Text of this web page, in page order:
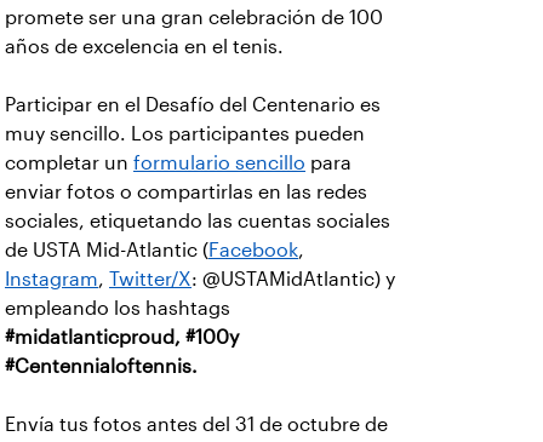
promete ser una gran celebración de 100
años de excelencia en el tenis.
Participar en el Desafío del Centenario es
muy sencillo. Los participantes pueden
completar un formulario sencillo para
enviar fotos o compartirlas en las redes
sociales, etiquetando las cuentas sociales
de USTA Mid-Atlantic (Facebook,
Instagram, Twitter/X: @USTAMidAtlantic) y
empleando los hashtags
#midatlanticproud, #100y
#Centennialoftennis.
Envía tus fotos antes del 31 de octubre de